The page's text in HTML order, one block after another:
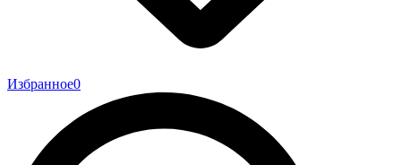
Избранное0